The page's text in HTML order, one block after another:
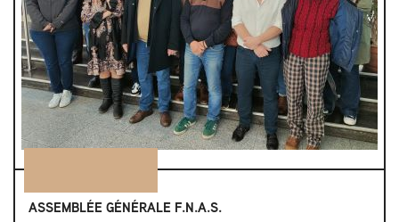
ASSEMBLÉE GÉNÉRALE F.N.A.S.